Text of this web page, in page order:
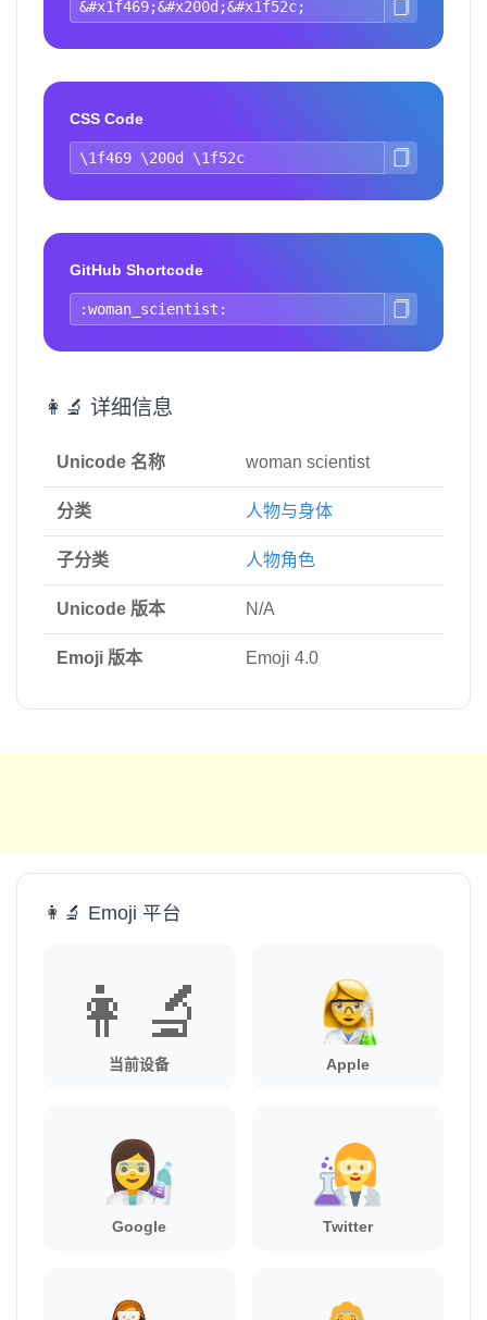
CSS Code
GitHub Shortcode
👩‍🔬 详细信息
Unicode 名称 woman scientist
分类 人物与身体
子分类 人物角色
Unicode 版本 N/A
Emoji 版本 Emoji 4.0
👩‍🔬 Emoji 平台
👩‍🔬
当前设备 Apple
Google Twitter